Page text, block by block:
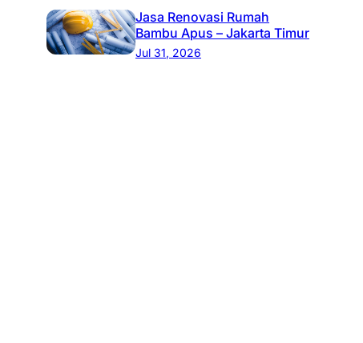
Jasa Renovasi Rumah
Bambu Apus – Jakarta Timur
Jul 31, 2026